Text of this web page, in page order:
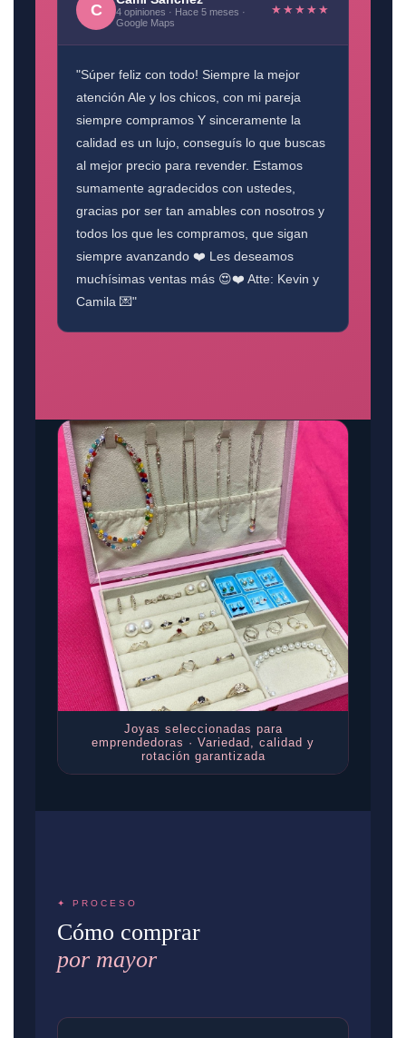
C
4 opiniones · Hace 5 meses ·
Google Maps
★★★★★
"Súper feliz con todo! Siempre la mejor
atención Ale y los chicos, con mi pareja
siempre compramos Y sinceramente la
calidad es un lujo, conseguís lo que buscas
al mejor precio para revender. Estamos
sumamente agradecidos con ustedes,
gracias por ser tan amables con nosotros y
todos los que les compramos, que sigan
siempre avanzando ❤️ Les deseamos
muchísimas ventas más 😍❤️ Atte: Kevin y
Camila 💌"
Joyas seleccionadas para
emprendedoras · Variedad, calidad y
rotación garantizada
✦ PROCESO
Cómo comprar
por mayor